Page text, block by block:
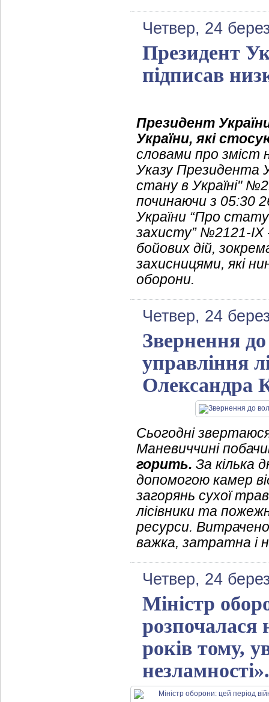
Четвер, 24
Президент
підписав
Президент
України, які
словами про зміст
Указу Президента
стану в Україні"
починаючи з 05:30
України “Про
захисту” №2121-IX -
бойових дій,
захисницями, які
оборони.
Четвер, 24
Звернення
управління
Олександра
Сьогодні
Маневиччині
горить. За кілька
допомогою камер
загорянь сухої
лісівники та
ресурси.
важка, затратна і
Четвер, 24
Міністр
розпочалася
років тому,
незламності».